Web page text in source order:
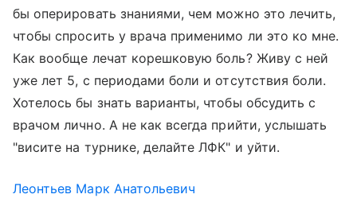
бы оперировать знаниями, чем можно это лечить,
чтобы спросить у врача применимо ли это ко мне.
Как вообще лечат корешковую боль? Живу с ней
уже лет 5, с периодами боли и отсутствия боли.
Хотелось бы знать варианты, чтобы обсудить с
врачом лично. А не как всегда прийти, услышать
"висите на турнике, делайте ЛФК" и уйти.
Леонтьев Марк Анатольевич